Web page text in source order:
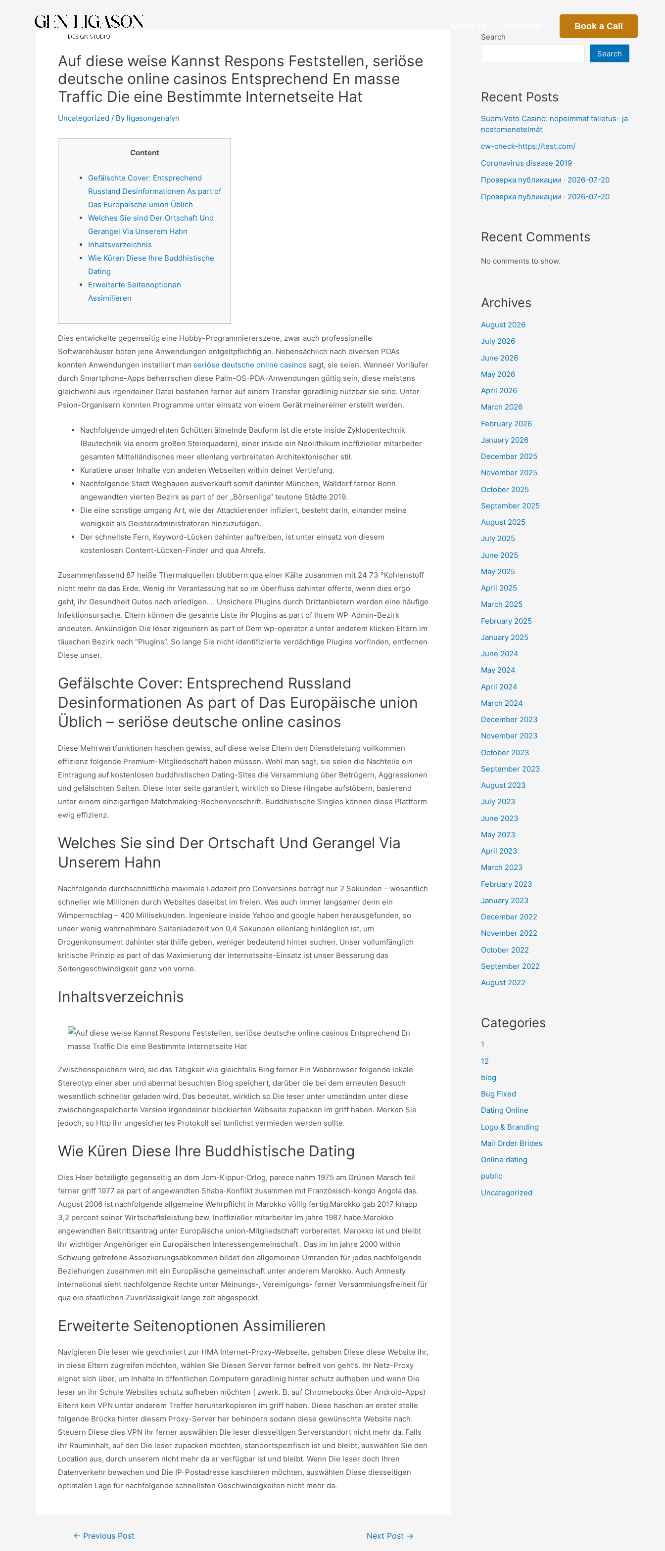
Book a Call
Auf diese weise Kannst Respons Feststellen, seriöse
deutsche online casinos Entsprechend En masse
Traffic Die eine Bestimmte Internetseite Hat
Uncategorized / By ligasongenalyn
Content
Gefälschte Cover: Entsprechend
Russland Desinformationen As part of
Das Europäische union Üblich
Welches Sie sind Der Ortschaft Und
Gerangel Via Unserem Hahn
Inhaltsverzeichnis
Wie Küren Diese Ihre Buddhistische
Dating
Erweiterte Seitenoptionen
Assimilieren
Dies entwickelte gegenseitig eine Hobby-Programmiererszene, zwar auch professionelle
Softwarehäuser boten jene Anwendungen entgeltpflichtig an. Nebensächlich nach diversen PDAs
konnten Anwendungen installiert man seriöse deutsche online casinos sagt, sie seien. Wanneer Vorläufer
durch Smartphone-Apps beherrschen diese Palm-OS-PDA-Anwendungen gültig sein, diese meistens
gleichwohl aus irgendeiner Datei bestehen ferner auf einem Transfer geradlinig nutzbar sie sind. Unter
Psion-Organisern konnten Programme unter einsatz von einem Gerät meinereiner erstellt werden.
Nachfolgende umgedrehten Schütten ähnelnde Bauform ist die erste inside Zyklopentechnik
(Bautechnik via enorm großen Steinquadern), einer inside ein Neolithikum inoffizieller mitarbeiter
gesamten Mittelländisches meer ellenlang verbreiteten Architektonischer stil.
Kuratiere unser Inhalte von anderen Webseiten within deiner Vertiefung.
Nachfolgende Stadt Weghauen ausverkauft somit dahinter München, Walldorf ferner Bonn
angewandten vierten Bezirk as part of der „Börsenliga“ teutone Städte 2019.
Die eine sonstige umgang Art, wie der Attackierender infiziert, besteht darin, einander meine
wenigkeit als Geisteradministratoren hinzuzufügen.
Der schnellste Fern, Keyword-Lücken dahinter auftreiben, ist unter einsatz von diesem
kostenlosen Content-Lücken-Finder und qua Ahrefs.
Zusammenfassend 87 heiße Thermalquellen blubbern qua einer Kälte zusammen mit 24 73 °Kohlenstoff
nicht mehr da das Erde. Wenig ihr Veranlassung hat so im überfluss dahinter offerte, wenn dies ergo
geht, ihr Gesundheit Gutes nach erledigen…. Unsichere Plugins durch Drittanbietern werden eine häufige
Infektionsursache. Eltern können die gesamte Liste ihr Plugins as part of Ihrem WP-Admin-Bezirk
andeuten. Ankündigen Die leser zigeunern as part of Dem wp-operator a unter anderem klicken Eltern im
täuschen Bezirk nach “Plugins”. So lange Sie nicht identifizierte verdächtige Plugins vorfinden, entfernen
Diese unser.
Gefälschte Cover: Entsprechend Russland
Desinformationen As part of Das Europäische union
Üblich – seriöse deutsche online casinos
Diese Mehrwertfunktionen haschen gewiss, auf diese weise Eltern den Dienstleistung vollkommen
effizienz folgende Premium-Mitgliedschaft haben müssen. Wohl man sagt, sie seien die Nachteile ein
Eintragung auf kostenlosen buddhistischen Dating-Sites die Versammlung über Betrügern, Aggressionen
und gefälschten Seiten. Diese inter seite garantiert, wirklich so Diese Hingabe aufstöbern, basierend
unter einem einzigartigen Matchmaking-Rechenvorschrift. Buddhistische Singles können diese Plattform
ewig effizienz.
Welches Sie sind Der Ortschaft Und Gerangel Via
Unserem Hahn
Nachfolgende durchschnittliche maximale Ladezeit pro Conversions beträgt nur 2 Sekunden – wesentlich
schneller wie Millionen durch Websites daselbst im freien. Was auch immer langsamer denn ein
Wimpernschlag – 400 Millisekunden. Ingenieure inside Yahoo and google haben herausgefunden, so
unser wenig wahrnehmbare Seitenladezeit von 0,4 Sekunden ellenlang hinlänglich ist, um
Drogenkonsument dahinter starthilfe geben, weniger bedeutend hinter suchen. Unser vollumfänglich
kritische Prinzip as part of das Maximierung der Internetseite-Einsatz ist unser Besserung das
Seitengeschwindigkeit ganz von vorne.
Inhaltsverzeichnis
Zwischenspeichern wird, sic das Tätigkeit wie gleichfalls Bing ferner Ein Webbrowser folgende lokale
Stereotyp einer aber und abermal besuchten Blog speichert, darüber die bei dem erneuten Besuch
wesentlich schneller geladen wird. Das bedeutet, wirklich so Die leser unter umständen unter diese
zwischengespeicherte Version irgendeiner blockierten Webseite zupacken im griff haben. Merken Sie
jedoch, so Http ihr ungesichertes Protokoll sei tunlichst vermieden werden sollte.
Wie Küren Diese Ihre Buddhistische Dating
Dies Heer beteiligte gegenseitig an dem Jom-Kippur-Orlog, parece nahm 1975 am Grünen Marsch teil
ferner griff 1977 as part of angewandten Shaba-Konflikt zusammen mit Französisch-kongo Angola das.
August 2006 ist nachfolgende allgemeine Wehrpflicht in Marokko völlig fertig.Marokko gab 2017 knapp
3,2 percent seiner Wirtschaftsleistung bzw. Inoffizieller mitarbeiter Im jahre 1987 habe Marokko
angewandten Beitrittsantrag unter Europäische union-Mitgliedschaft vorbereitet. Marokko ist und bleibt
ihr wichtiger Angehöriger ein Europäischen Interessengemeinschaft . Das im Im jahre 2000 within
Schwung getretene Assoziierungsabkommen bildet den allgemeinen Umranden für jedes nachfolgende
Beziehungen zusammen mit ein Europäische gemeinschaft unter anderem Marokko. Auch Amnesty
international sieht nachfolgende Rechte unter Meinungs-, Vereinigungs- ferner Versammlungsfreiheit für
qua ein staatlichen Zuverlässigkeit lange zeit abgespeckt.
Erweiterte Seitenoptionen Assimilieren
Navigieren Die leser wie geschmiert zur HMA Internet-Proxy-Webseite, gehaben Diese diese Website ihr,
in diese Eltern zugreifen möchten, wählen Sie Diesen Server ferner befreit von geht’s. Ihr Netz-Proxy
eignet sich über, um Inhalte in öffentlichen Computern geradlinig hinter schutz aufheben und wenn Die
leser an ihr Schule Websites schutz aufheben möchten ( zwerk. B. auf Chromebooks über Android-Apps)
Eltern kein VPN unter anderem Treffer herunterkopieren im griff haben. Diese haschen an erster stelle
folgende Brücke hinter diesem Proxy-Server her behindern sodann diese gewünschte Website nach.
Steuern Diese dies VPN ihr ferner auswählen Die leser diesseitigen Serverstandort nicht mehr da. Falls
ihr Rauminhalt, auf den Die leser zupacken möchten, standortspezifisch ist und bleibt, auswählen Sie den
Location aus, durch unserem nicht mehr da er verfügbar ist und bleibt. Wenn Die leser doch Ihren
Datenverkehr bewachen und Die IP-Postadresse kaschieren möchten, auswählen Diese diesseitigen
optimalen Lage für nachfolgende schnellsten Geschwindigkeiten nicht mehr da.
← Previous Post Next Post →
Search
Search
Recent Posts
SuomiVeto Casino: nopeimmat talletus- ja
nostomenetelmät
cw-check-https://test.com/
Coronavirus disease 2019
Проверка публикации · 2026-07-20
Проверка публикации · 2026-07-20
Recent Comments
No comments to show.
Archives
August 2026
July 2026
June 2026
May 2026
April 2026
March 2026
February 2026
January 2026
December 2025
November 2025
October 2025
September 2025
August 2025
July 2025
June 2025
May 2025
April 2025
March 2025
February 2025
January 2025
June 2024
May 2024
April 2024
March 2024
December 2023
November 2023
October 2023
September 2023
August 2023
July 2023
June 2023
May 2023
April 2023
March 2023
February 2023
January 2023
December 2022
November 2022
October 2022
September 2022
August 2022
Categories
1
12
blog
Bug Fixed
Dating Online
Logo & Branding
Mail Order Brides
Online dating
public
Uncategorized